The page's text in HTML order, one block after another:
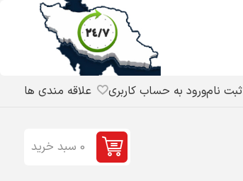
ثبت نامورود به حساب کاربری علاقه مندی ها
0 سبد خرید